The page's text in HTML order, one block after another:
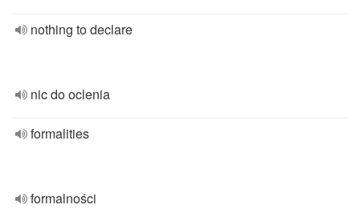
nothing to declare
nic do oclenia
formalities
formalności